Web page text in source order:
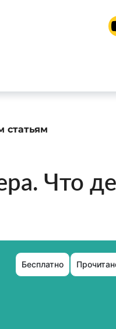
статьям
Что
Бесплатно